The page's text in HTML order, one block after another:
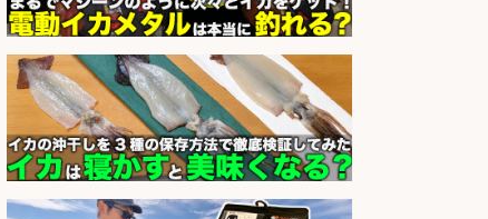
日払いOKで即日収入/製造スタッフ/
「堺市堺区」「時給1,600円」日払
いOK・入社祝金10万円/堺市堺区の
工場で自転車部品や釣り具の組立/
未経験歓迎/土日祝休みで年間休日
126日
会社名
パーソルファクトリーパートナ